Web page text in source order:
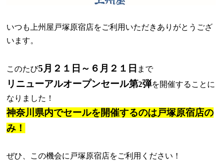
いつも上州屋戸塚原宿店をご利用いただきありがとうござ
います。
このたび5月２１日～６月２１日 まで
リニューアルオープンセール第2弾を開催することに
なりました！
神奈川県内でセールを開催するのは戸塚原宿店の
み！
ぜひ、この機会に戸塚原宿店をご利用ください！